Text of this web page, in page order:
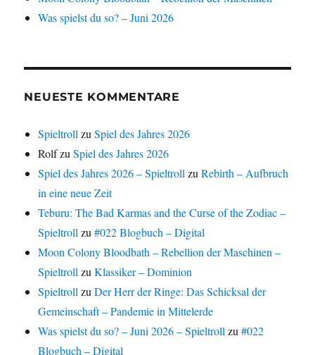
Was spielst du so? – Juni 2026
NEUESTE KOMMENTARE
Spieltroll zuSpiel des Jahres 2026
RolfzuSpiel des Jahres 2026
Spiel des Jahres 2026 – Spieltroll zuRebirth – Aufbruch
in eine neue Zeit
Teburu: The Bad Karmas and the Curse of the Zodiac –
Spieltroll zu#022 Blogbuch – Digital
Moon Colony Bloodbath – Rebellion der Maschinen –
Spieltroll zuKlassiker – Dominion
Spieltroll zuDer Herr der Ringe: Das Schicksal der
Gemeinschaft – Pandemie in Mittelerde
Was spielst du so? – Juni 2026 – Spieltroll zu#022
Blogbuch – Digital